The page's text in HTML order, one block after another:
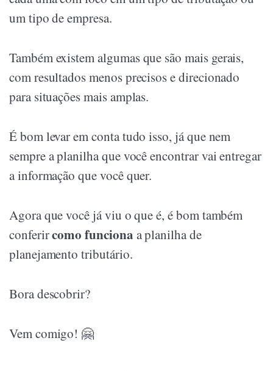
um tipo de empresa.
Também existem algumas que são mais gerais,
com resultados menos precisos e direcionado
para situações mais amplas.
É bom levar em conta tudo isso, já que nem
sempre a planilha que você encontrar vai entregar
a informação que você quer.
Agora que você já viu o que é, é bom também
conferircomo funciona a planilha de
planejamento tributário.
Bora descobrir?
Vem comigo! 🤗